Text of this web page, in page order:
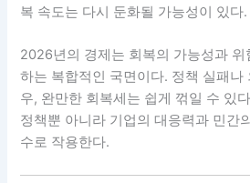
복 속도는 다시 둔화될 가능성이 있다.
2026년의 경제는 회복의 가능성과 위
하는 복합적인 국면이다. 정책 실패나
우, 완만한 회복세는 쉽게 꺾일 수 있
정책뿐 아니라 기업의 대응력과 민간
수로 작용한다.